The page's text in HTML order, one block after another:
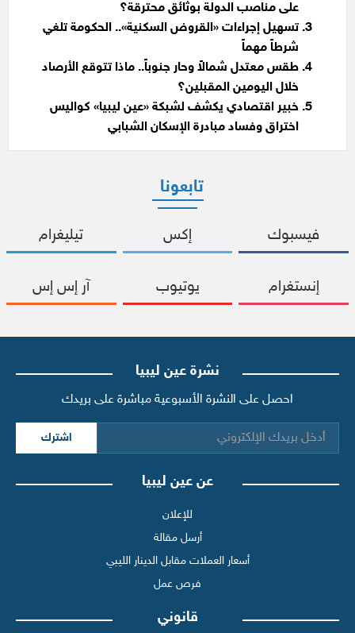
على مناصب الدولة بوثائق محترقة؟
تسهيل إجراءات «القروض السكنية».. الحكومة تلغي
شرطاً مهماً
طقس معتدل شمالاً وحار جنوباً.. ماذا تتوقع الأرصاد
خلال اليومين المقبلين؟
خبير اقتصادي يكشف لشبكة «عين ليبيا» كواليس
اختراق وفساد مبادرة الإسكان الشبابي
تابعونا
فيسبوك إكس تيليغرام
إنستغرام يوتيوب آر إس إس
نشرة عين ليبيا
احصل على النشرة الأسبوعية مباشرة على بريدك
اشترك
عن عين ليبيا
للإعلان
أرسل مقالة
أسعار العملات مقابل الدينار الليبي
فرص عمل
قانوني